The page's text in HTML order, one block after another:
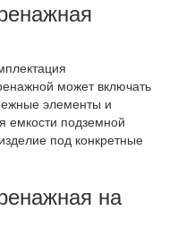
может включать
элементы и
емкости подземной
под конкретные
на